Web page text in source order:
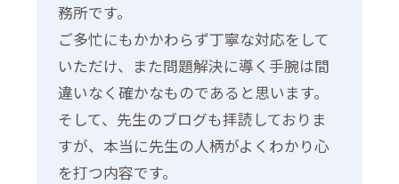
務所です。
ご多忙にもかかわらず丁寧な対応をして
いただけ、また問題解決に導く手腕は間
違いなく確かなものであると思います。
そして、先生のブログも拝読しておりま
すが、本当に先生の人柄がよくわかり心
を打つ内容です。